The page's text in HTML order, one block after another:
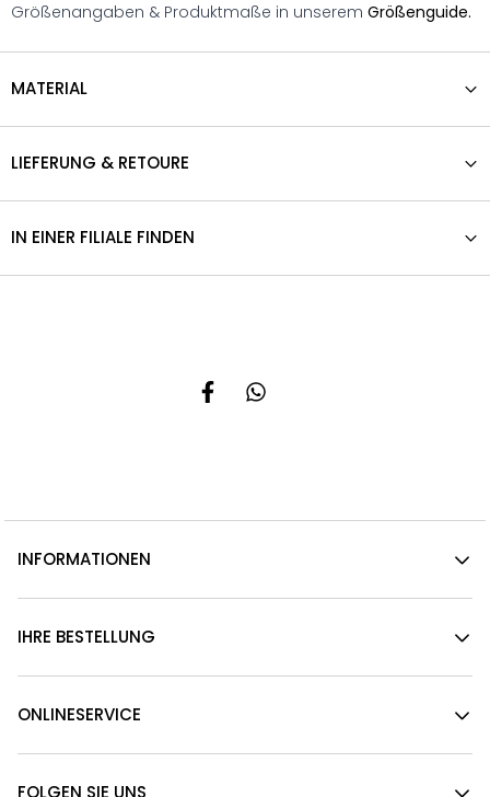
Größenangaben & Produktmaße in unserem Größenguide.
MATERIAL
LIEFERUNG & RETOURE
IN EINER FILIALE FINDEN
INFORMATIONEN
IHRE BESTELLUNG
ONLINESERVICE